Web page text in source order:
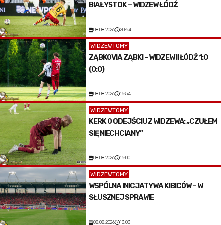
BIAŁYSTOK – WIDZEW ŁÓDŹ
08.08.2026 20:54
WIDZEWTOMY
ZĄBKOVIA ZĄBKI – WIDZEW II ŁÓDŹ 1:0
(0:0)
08.08.2026 16:54
WIDZEWTOMY
KERK O ODEJŚCIU Z WIDZEWA: „CZUŁEM
SIĘ NIECHCIANY”
08.08.2026 15:00
WIDZEWTOMY
WSPÓLNA INICJATYWA KIBICÓW – W
SŁUSZNEJ SPRAWIE
08.08.2026 13:03